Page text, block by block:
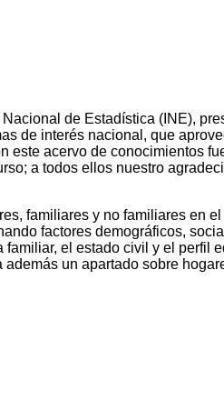
de Estadística (INE),
de interés nacional, que
este acervo de conocimientos
a todos ellos nuestro
familiares y no familiares en
factores demográficos,
el estado civil y el perfil
un apartado sobre